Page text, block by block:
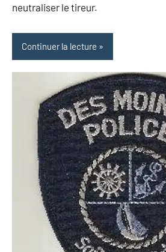
neutraliser le tireur.
Continuer la lecture